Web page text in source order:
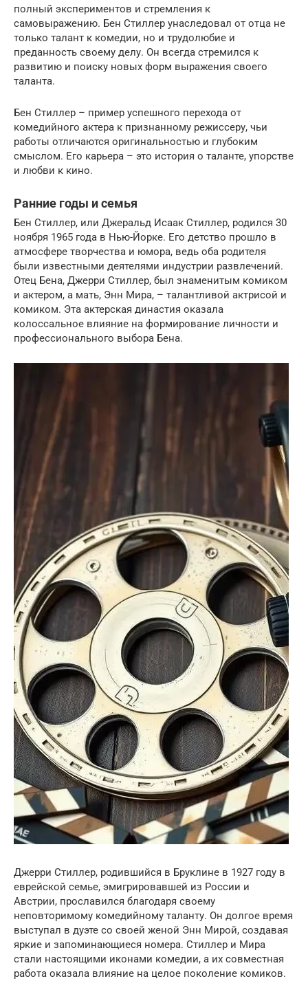
полный экспериментов и стремления к
самовыражению. Бен Стиллер унаследовал от отца не
только талант к комедии, но и трудолюбие и
преданность своему делу. Он всегда стремился к
развитию и поиску новых форм выражения своего
таланта.
Бен Стиллер – пример успешного перехода от
комедийного актера к признанному режиссеру, чьи
работы отличаются оригинальностью и глубоким
смыслом. Его карьера – это история о таланте, упорстве
и любви к кино.
Ранние годы и семья
Бен Стиллер, или Джеральд Исаак Стиллер, родился 30
ноября 1965 года в Нью-Йорке. Его детство прошло в
атмосфере творчества и юмора, ведь оба родителя
были известными деятелями индустрии развлечений.
Отец Бена, Джерри Стиллер, был знаменитым комиком
и актером, а мать, Энн Мира, – талантливой актрисой и
комиком. Эта актерская династия оказала
колоссальное влияние на формирование личности и
профессионального выбора Бена.
Джерри Стиллер, родившийся в Бруклине в 1927 году в
еврейской семье, эмигрировавшей из России и
Австрии, прославился благодаря своему
неповторимому комедийному таланту. Он долгое время
выступал в дуэте со своей женой Энн Мирой, создавая
яркие и запоминающиеся номера. Стиллер и Мира
стали настоящими иконами комедии, а их совместная
работа оказала влияние на целое поколение комиков.